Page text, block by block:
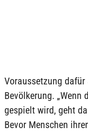
Voraussetzung
Bevölkerung.
gespielt wird, geht
Bevor Menschen